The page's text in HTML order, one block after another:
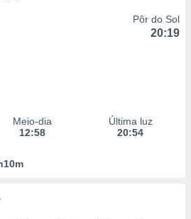
Pôr do Sol
20:19
Meio-dia
12:58
Última luz
20:54